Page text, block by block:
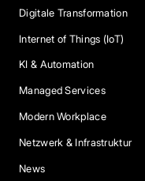
Digitale Transformation
Internet of Things (IoT)
KI & Automation
Managed Services
Modern Workplace
Netzwerk & Infrastruktur
News